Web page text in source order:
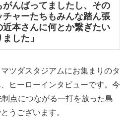
んばってましたし、その
ャーたちもみんな踏ん張
近本さんに何とか繋ぎたい
した」
ツダスタジアムにお集まりのタ
ヒーローインタビューです。今
点につながる一打を放った島
うございます。